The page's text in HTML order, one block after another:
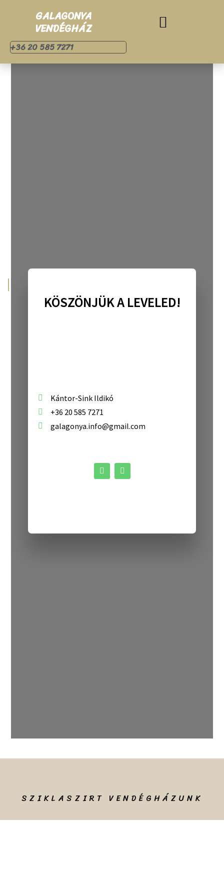
GALAGONYA
VENDÉGHÁZ
+36 20 585 7271
KÖSZÖNJÜK A LEVELED!
Kántor-Sink Ildikó
+36 20 585 7271
galagonya.info@gmail.com
SZIKLASZIRT VENDÉGHÁZUNK